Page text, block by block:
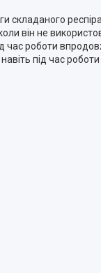
складаного
він не
час роботи
під час